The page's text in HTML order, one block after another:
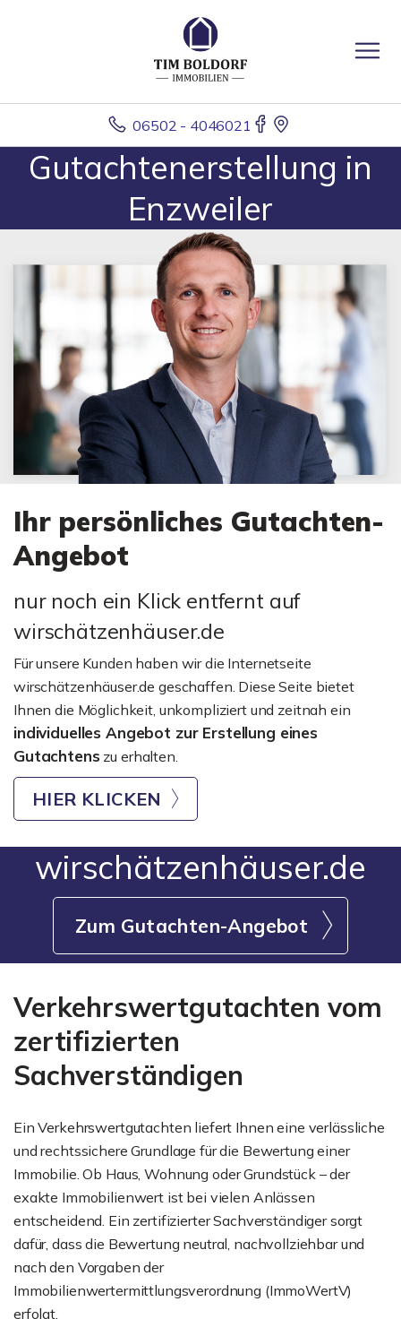
06502 - 4046021
Gutachtenerstellung in
Enzweiler
Ihr persönliches Gutachten-
Angebot
nur noch ein Klick entfernt auf
wirschätzenhäuser.de
Für unsere Kunden haben wir die Internetseite
wirschätzenhäuser.de geschaffen. Diese Seite bietet
Ihnen die Möglichkeit, unkompliziert und zeitnah ein
individuelles Angebot zur Erstellung eines
Gutachtens zu erhalten.
HIER KLICKEN
wirschätzenhäuser.de
Zum Gutachten-Angebot
Verkehrswertgutachten vom
zertifizierten
Sachverständigen
Ein Verkehrswertgutachten liefert Ihnen eine verlässliche
und rechtssichere Grundlage für die Bewertung einer
Immobilie. Ob Haus, Wohnung oder Grundstück – der
exakte Immobilienwert ist bei vielen Anlässen
entscheidend. Ein zertifizierter Sachverständiger sorgt
dafür, dass die Bewertung neutral, nachvollziehbar und
nach den Vorgaben der
Immobilienwertermittlungsverordnung (ImmoWertV)
erfolgt.